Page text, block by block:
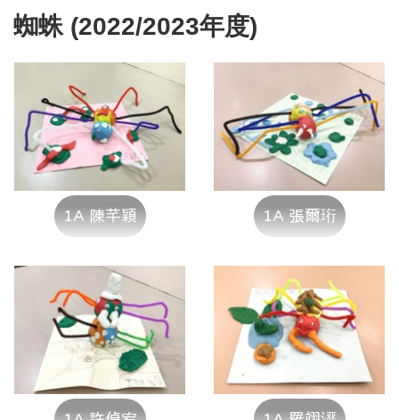
蜘蛛 (2022/2023年度)
1A 陳芊穎 1A 張爾珩